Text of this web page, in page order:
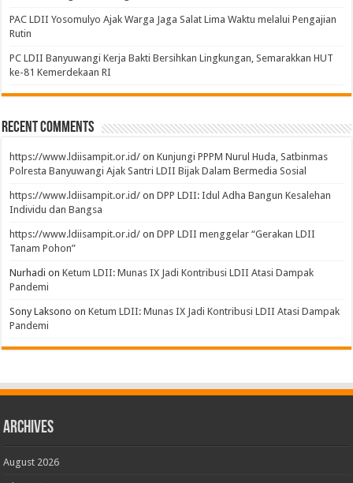
PAC LDII Yosomulyo Ajak Warga Jaga Salat Lima Waktu melalui Pengajian
Rutin
PC LDII Banyuwangi Kerja Bakti Bersihkan Lingkungan, Semarakkan HUT
ke-81 Kemerdekaan RI
Recent Comments
https://www.ldiisampit.or.id/ onKunjungi PPPM Nurul Huda, Satbinmas
Polresta Banyuwangi Ajak Santri LDII Bijak Dalam Bermedia Sosial
https://www.ldiisampit.or.id/ onDPP LDII: Idul Adha Bangun Kesalehan
Individu dan Bangsa
https://www.ldiisampit.or.id/ onDPP LDII menggelar “Gerakan LDII
Tanam Pohon”
Nurhadi onKetum LDII: Munas IX Jadi Kontribusi LDII Atasi Dampak
Pandemi
Sony Laksono onKetum LDII: Munas IX Jadi Kontribusi LDII Atasi Dampak
Pandemi
Archives
August 2026